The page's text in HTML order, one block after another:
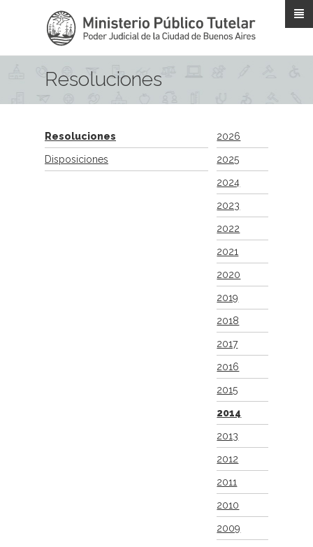
Resoluciones
Resoluciones
Disposiciones
2026
2025
2024
2023
2022
2021
2020
2019
2018
2017
2016
2015
2014
2013
2012
2011
2010
2009